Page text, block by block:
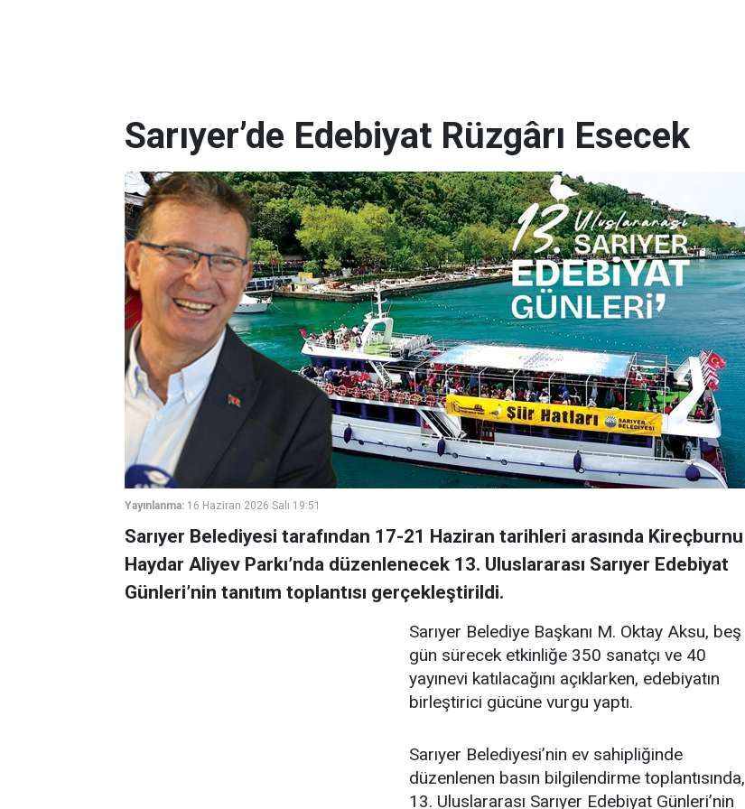
Sarıyer’de Edebiyat Rüzgârı Esecek
Yayınlanma: 16 Haziran 2026 Salı 19:51
Sarıyer Belediyesi tarafından 17-21 Haziran tarihleri arasında Kireçburnu
Haydar Aliyev Parkı’nda düzenlenecek 13. Uluslararası Sarıyer Edebiyat
Günleri’nin tanıtım toplantısı gerçekleştirildi.
Sarıyer Belediye Başkanı M. Oktay Aksu, beş
gün sürecek etkinliğe 350 sanatçı ve 40
yayınevi katılacağını açıklarken, edebiyatın
birleştirici gücüne vurgu yaptı.
Sarıyer Belediyesi’nin ev sahipliğinde
düzenlenen basın bilgilendirme toplantısında,
13. Uluslararası Sarıyer Edebiyat Günleri’nin